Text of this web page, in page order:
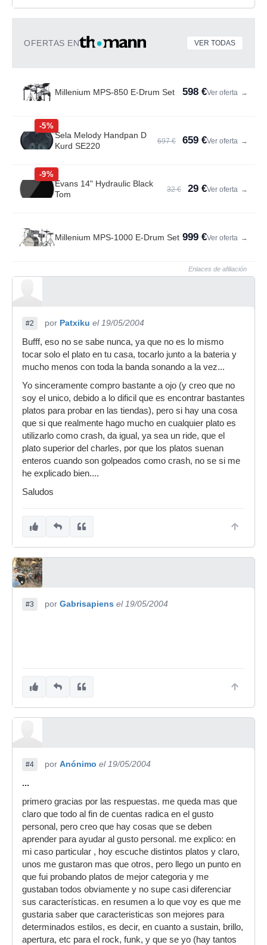
OFERTAS EN VER TODAS
Millenium MPS-850 E-Drum Set 598 €Ver oferta →
-5%
Sela Melody Handpan D
Kurd SE220
697 € 659 €Ver oferta →
-9%
Evans 14" Hydraulic Black
Tom
32 € 29 €Ver oferta →
Millenium MPS-1000 E-Drum Set 999 €Ver oferta →
Enlaces de afiliación
#2 por Patxiku el 19/05/2004
Bufff, eso no se sabe nunca, ya que no es lo mismo
tocar solo el plato en tu casa, tocarlo junto a la bateria y
mucho menos con toda la banda sonando a la vez...
Yo sinceramente compro bastante a ojo (y creo que no
soy el unico, debido a lo dificil que es encontrar bastantes
platos para probar en las tiendas), pero si hay una cosa
que si que realmente hago mucho en cualquier plato es
utilizarlo como crash, da igual, ya sea un ride, que el
plato superior del charles, por que los platos suenan
enteros cuando son golpeados como crash, no se si me
he explicado bien....
Saludos
#3 por Gabrisapiens el 19/05/2004
#4 por Anónimo el 19/05/2004
...
primero gracias por las respuestas. me queda mas que
claro que todo al fin de cuentas radica en el gusto
personal, pero creo que hay cosas que se deben
aprender para ayudar al gusto personal. me explico: en
mi caso particular , hoy escuche distintos platos y claro,
unos me gustaron mas que otros, pero llego un punto en
que fui probando platos de mejor categoria y me
gustaban todos obviamente y no supe casi diferenciar
sus características. en resumen a lo que voy es que me
gustaria saber que caracteristicas son mejores para
determinados estilos, es decir, en cuanto a sustain, brillo,
apertura, etc para el rock, funk, y que se yo (hay tantos